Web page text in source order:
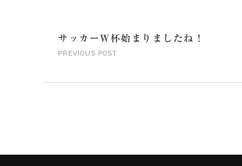
サッカーW杯始まりましたね！
PREVIOUS POST